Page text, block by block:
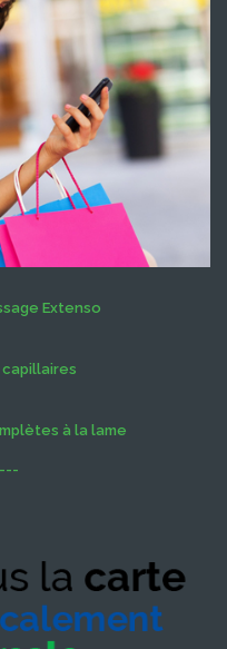
Extenso
capillaires
à la lame